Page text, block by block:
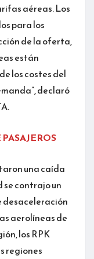
aéreas. Los
para los
de la oferta,
están
los costes del
declaró
una caída
se contrajo un
desaceleración
aerolíneas de
los RPK
regiones